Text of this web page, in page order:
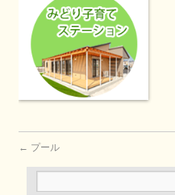
← プール